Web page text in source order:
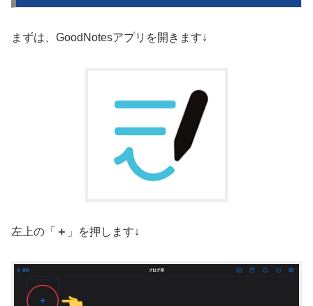
まずは、GoodNotesアプリを開きます↓
左上の「 ＋ 」を押します↓